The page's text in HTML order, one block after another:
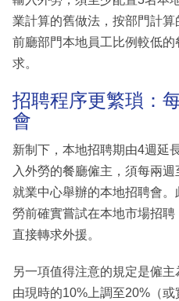
業計算的舊做法，按部門計
前廳部門本地員工比例較低
求。
招聘程序更繁瑣：
會
新制下，本地招聘期由4週延
入外勞的餐廳僱主，須每兩
就業中心舉辦的本地招聘會
勞前確實嘗試在本地市場招
直接轉求外援。
另一項值得注意的規定是僱主
由現時的10%上調至20%（或